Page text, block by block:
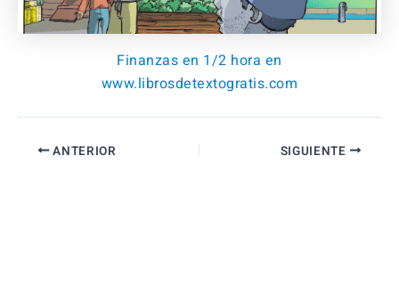
Finanzas en 1/2 hora en
www.librosdetextogratis.com
ANTERIOR SIGUIENTE